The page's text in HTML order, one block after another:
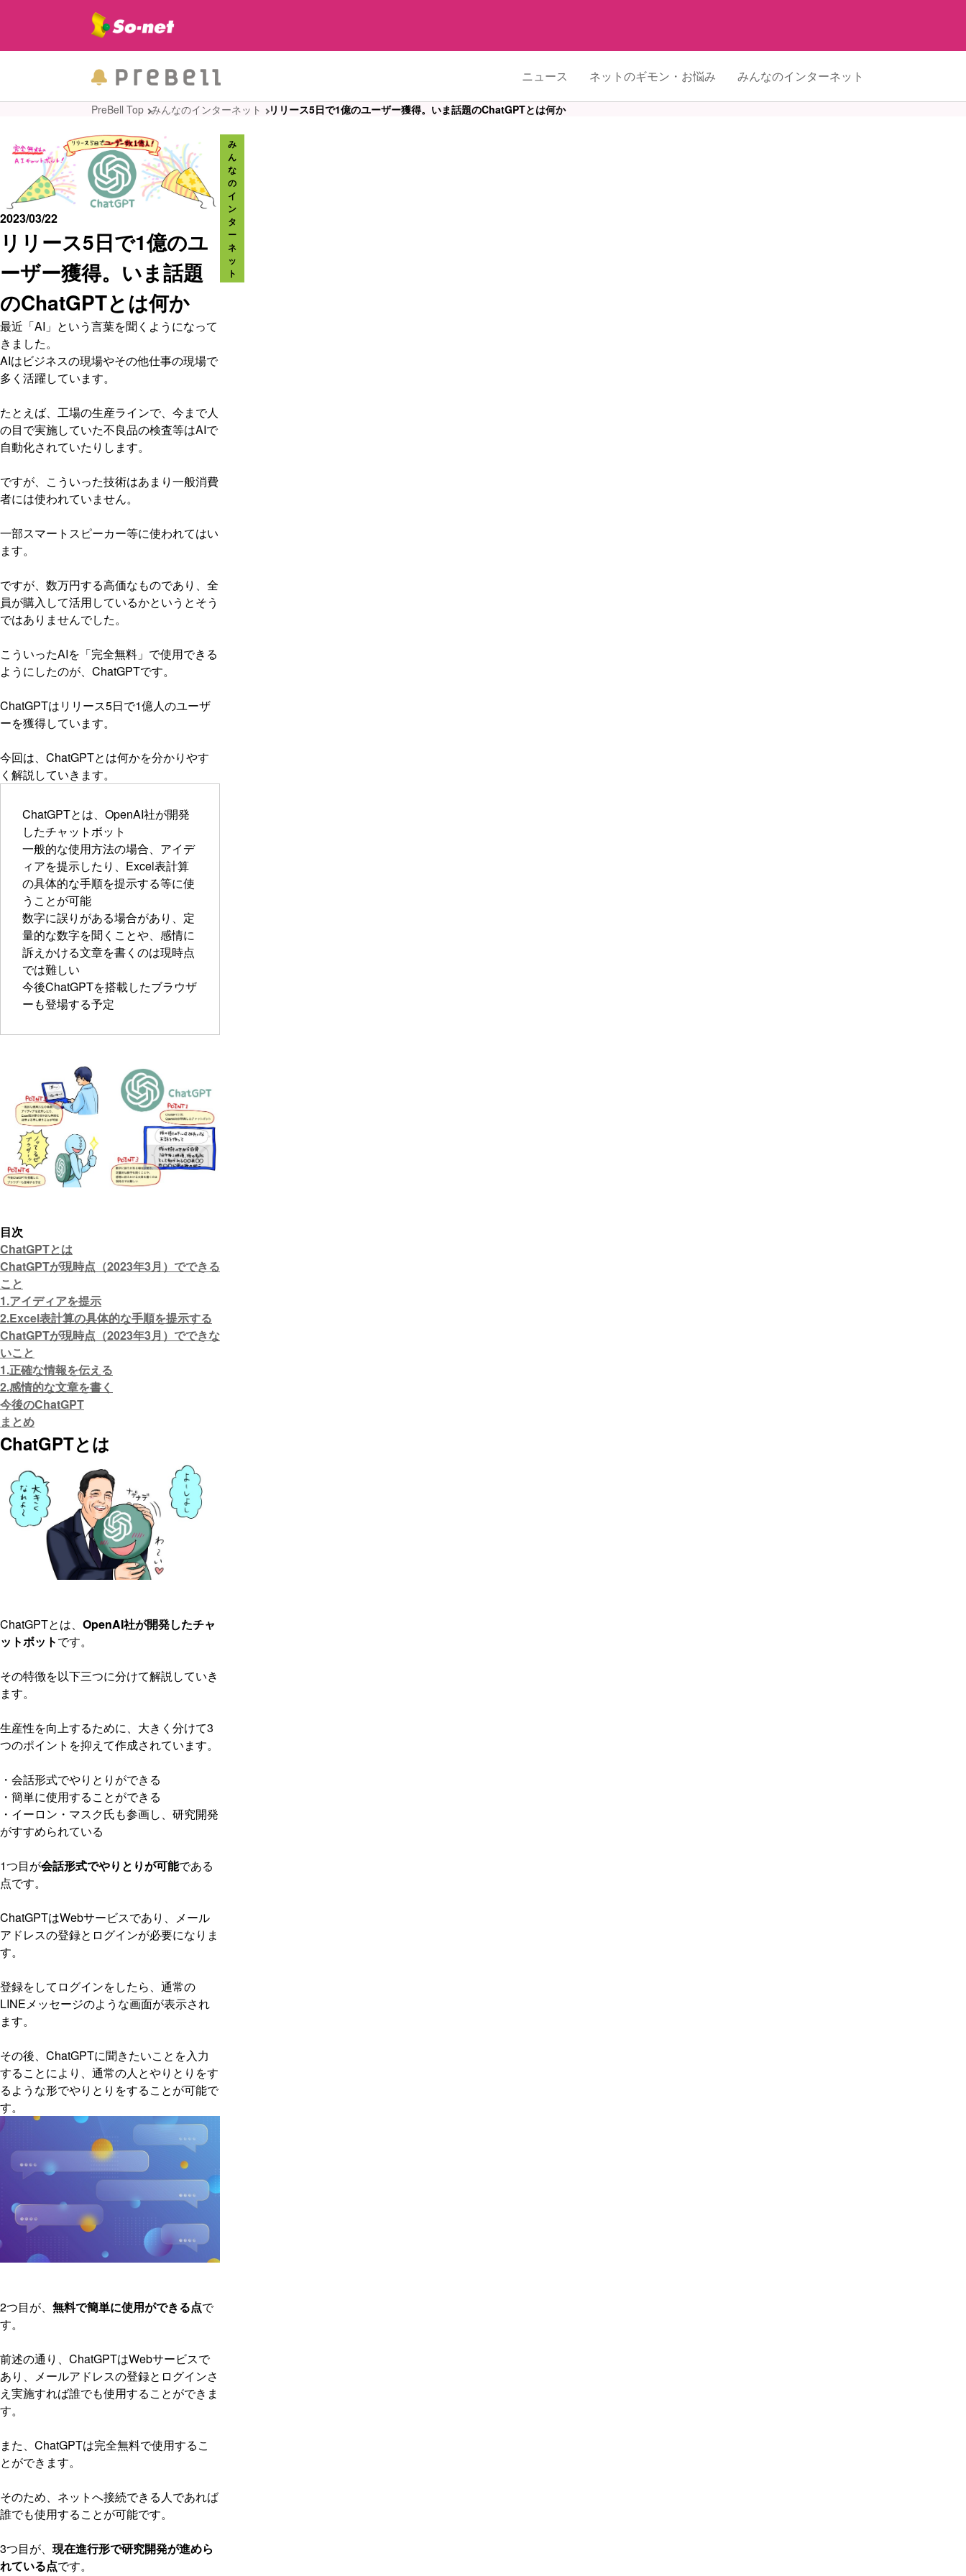
ニュース ネットのギモン・お悩み みんなのインターネット
PreBell Top みんなのインターネット ​リリース5日で1億のユーザー獲得。いま話題のChatGPTとは何か
み
ん
な
の
イ
ン
タ
ー
ネ
ッ
ト
​リリース5日で1億のユ
ーザー獲得。いま話題
のChatGPTとは何か
2023/03/22
最近「AI」という言葉を聞くようになって
きました。
AIはビジネスの現場やその他仕事の現場で
多く活躍しています。
たとえば、工場の生産ラインで、今まで人
の目で実施していた不良品の検査等はAIで
自動化されていたりします。
ですが、こういった技術はあまり一般消費
者には使われていません。
一部スマートスピーカー等に使われてはい
ます。
ですが、数万円する高価なものであり、全
員が購入して活用しているかというとそう
ではありませんでした。
こういったAIを「完全無料」で使用できる
ようにしたのが、ChatGPTです。
ChatGPTはリリース5日で1億人のユーザ
ーを獲得しています。
今回は、ChatGPTとは何かを分かりやす
く解説していきます。
ChatGPTとは、OpenAI社が開発
したチャットボット
一般的な使用方法の場合、アイデ
ィアを提示したり、Excel表計算
の具体的な手順を提示する等に使
うことが可能
数字に誤りがある場合があり、定
量的な数字を聞くことや、感情に
訴えかける文章を書くのは現時点
では難しい
今後ChatGPTを搭載したブラウザ
ーも登場する予定
目次
ChatGPTとは
ChatGPTが現時点（2023年3月）でできる
こと
1.アイディアを提示
2.Excel表計算の具体的な手順を提示する
ChatGPTが現時点（2023年3月）でできな
いこと
1.正確な情報を伝える
2.感情的な文章を書く
今後のChatGPT
まとめ
ChatGPTとは
ChatGPTとは、 OpenAI社が開発したチャ
ットボットです。
その特徴を以下三つに分けて解説していき
ます。
生産性を向上するために、大きく分けて3
つのポイントを抑えて作成されています。
・会話形式でやりとりができる
・簡単に使用することができる
・イーロン・マスク氏も参画し、研究開発
がすすめられている
1つ目が会話形式でやりとりが可能である
点です。
ChatGPTはWebサービスであり、メール
アドレスの登録とログインが必要になりま
す。
登録をしてログインをしたら、通常の
LINEメッセージのような画面が表示され
ます。
その後、ChatGPTに聞きたいことを入力
することにより、通常の人とやりとりをす
るような形でやりとりをすることが可能で
す。
2つ目が、 無料で簡単に使用ができる点で
す。
前述の通り、ChatGPTはWebサービスで
あり、メールアドレスの登録とログインさ
え実施すれば誰でも使用することができま
す。
また、ChatGPTは完全無料で使用するこ
とができます。
そのため、ネットへ接続できる人であれば
誰でも使用することが可能です。
3つ目が、 現在進行形で研究開発が進めら
れている点です。